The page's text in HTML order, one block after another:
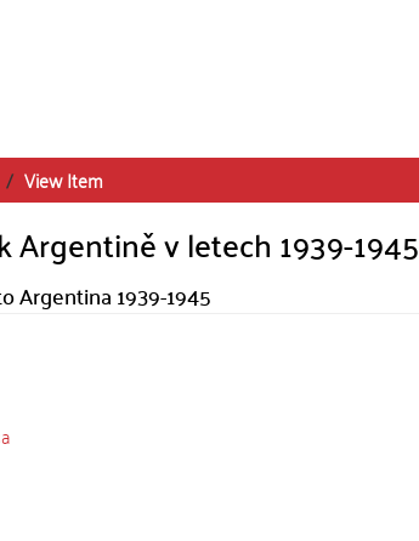
View Item
Argentině v letech 1939-1945
Argentina 1939-1945